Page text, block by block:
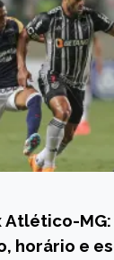
Atlético-
horário e